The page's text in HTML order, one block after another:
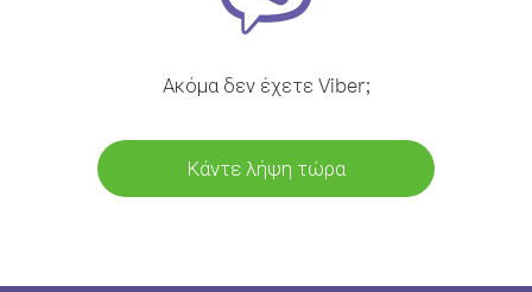
Ακόμα δεν έχετε Viber;
Κάντε λήψη τώρα